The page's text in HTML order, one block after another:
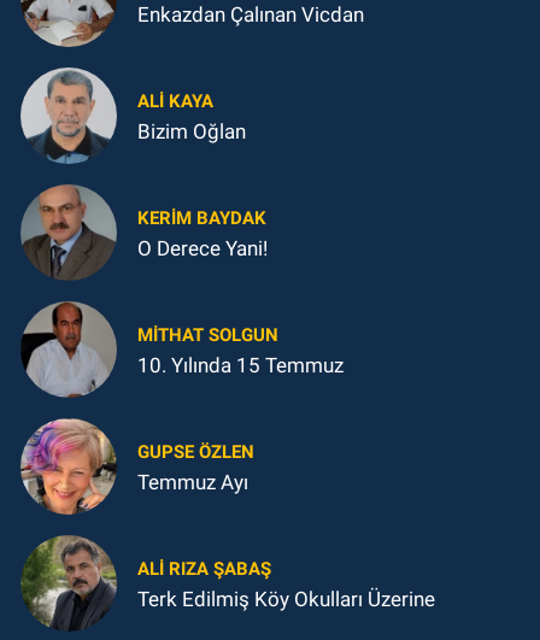
Enkazdan Çalınan Vicdan
ALI KAYA
Bizim Oğlan
KERIM BAYDAK
O Derece Yani!
MITHAT SOLGUN
10. Yılında 15 Temmuz
GUPSE ÖZLEN
Temmuz Ayı
ALI RIZA ŞABAŞ
Terk Edilmiş Köy Okulları Üzerine